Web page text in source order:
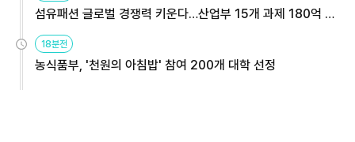
섬유패션 글로벌 경쟁력 키운다…산업부 15개 과제 180억 지
원
18분전
농식품부, '천원의 아침밥' 참여 200개 대학 선정